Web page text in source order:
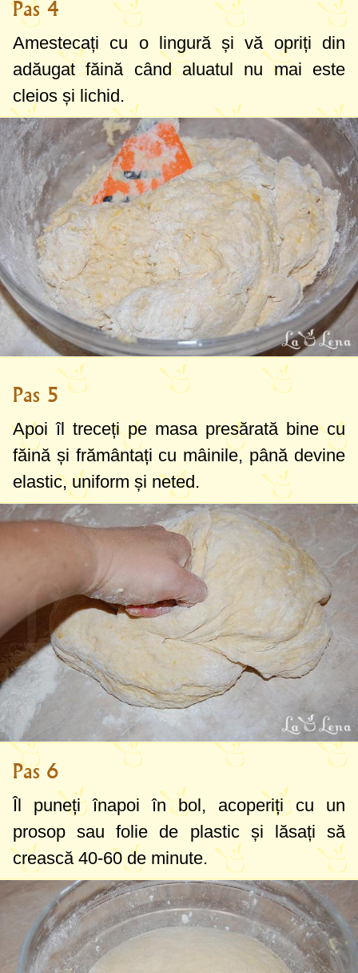
Pas 4
Amestecați cu o lingură și vă opriți din
adăugat făină când aluatul nu mai este
cleios și lichid.
Pas 5
Apoi îl treceți pe masa presărată bine cu
făină și frământați cu mâinile, până devine
elastic, uniform și neted.
Pas 6
Îl puneți înapoi în bol, acoperiți cu un
prosop sau folie de plastic și lăsați să
crească 40-60 de minute.